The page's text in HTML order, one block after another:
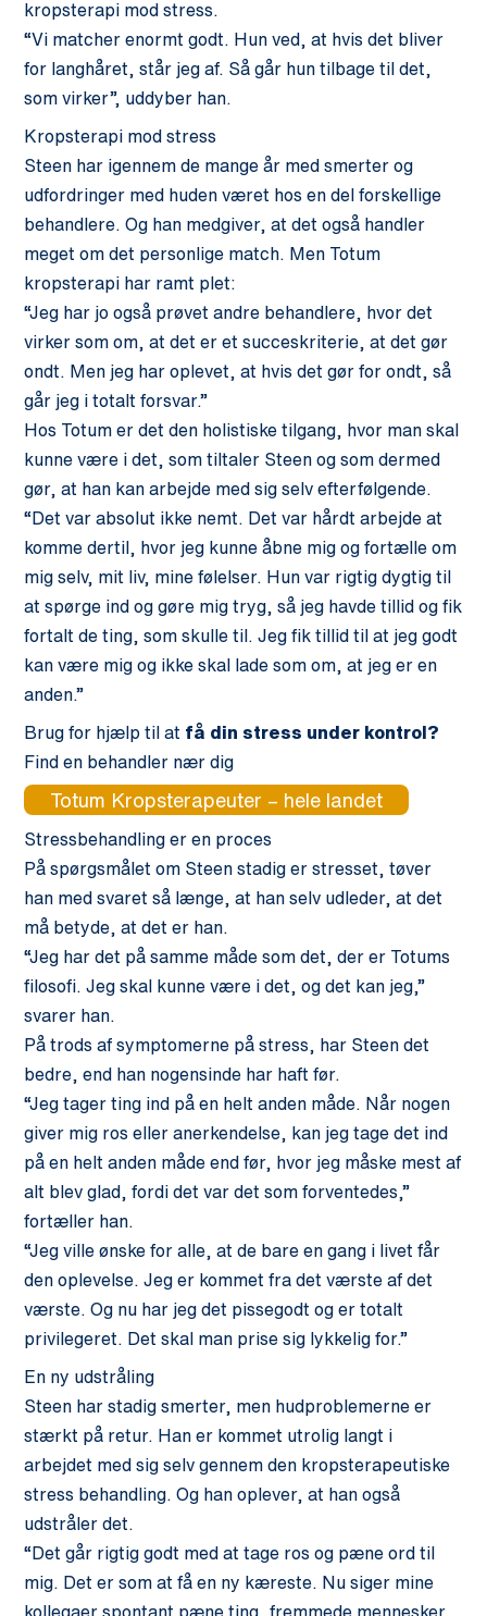
kropsterapi mod stress.
“Vi matcher enormt godt. Hun ved, at hvis det bliver
for langhåret, står jeg af. Så går hun tilbage til det,
som virker”, uddyber han.
Kropsterapi mod stress
Steen har igennem de mange år med smerter og
udfordringer med huden været hos en del forskellige
behandlere. Og han medgiver, at det også handler
meget om det personlige match. Men Totum
kropsterapi har ramt plet:
“Jeg har jo også prøvet andre behandlere, hvor det
virker som om, at det er et succeskriterie, at det gør
ondt. Men jeg har oplevet, at hvis det gør for ondt, så
går jeg i totalt forsvar.”
Hos Totum er det den holistiske tilgang, hvor man skal
kunne være i det, som tiltaler Steen og som dermed
gør, at han kan arbejde med sig selv efterfølgende.
“Det var absolut ikke nemt. Det var hårdt arbejde at
komme dertil, hvor jeg kunne åbne mig og fortælle om
mig selv, mit liv, mine følelser. Hun var rigtig dygtig til
at spørge ind og gøre mig tryg, så jeg havde tillid og fik
fortalt de ting, som skulle til. Jeg fik tillid til at jeg godt
kan være mig og ikke skal lade som om, at jeg er en
anden.”
Brug for hjælp til at få din stress under kontrol?
Find en behandler nær dig
Totum Kropsterapeuter – hele landet
Stressbehandling er en proces
På spørgsmålet om Steen stadig er stresset, tøver
han med svaret så længe, at han selv udleder, at det
må betyde, at det er han.
“Jeg har det på samme måde som det, der er Totums
filosofi. Jeg skal kunne være i det, og det kan jeg,”
svarer han.
På trods af symptomerne på stress, har Steen det
bedre, end han nogensinde har haft før.
“Jeg tager ting ind på en helt anden måde. Når nogen
giver mig ros eller anerkendelse, kan jeg tage det ind
på en helt anden måde end før, hvor jeg måske mest af
alt blev glad, fordi det var det som forventedes,”
fortæller han.
“Jeg ville ønske for alle, at de bare en gang i livet får
den oplevelse. Jeg er kommet fra det værste af det
værste. Og nu har jeg det pissegodt og er totalt
privilegeret. Det skal man prise sig lykkelig for.”
En ny udstråling
Steen har stadig smerter, men hudproblemerne er
stærkt på retur. Han er kommet utrolig langt i
arbejdet med sig selv gennem den kropsterapeutiske
stress behandling. Og han oplever, at han også
udstråler det.
“Det går rigtig godt med at tage ros og pæne ord til
mig. Det er som at få en ny kæreste. Nu siger mine
kollegaer spontant pæne ting, fremmede mennesker